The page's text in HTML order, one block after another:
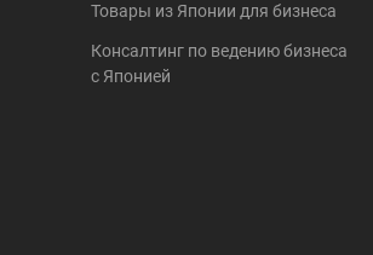
Товары из Японии для бизнеса
Консалтинг по ведению бизнеса
с Японией